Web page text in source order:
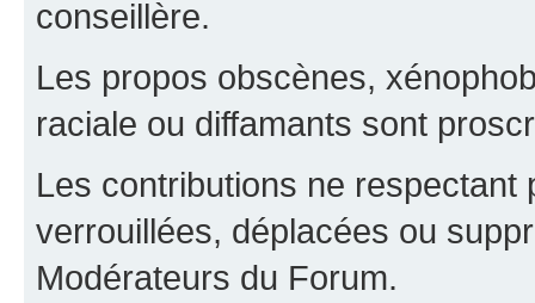
conseillère.
Les propos obscènes,
raciale ou diffamants sont
Les contributions ne
verrouillées, déplacées ou
Modérateurs du Forum.